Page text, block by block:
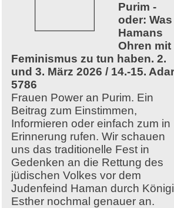
Purim -
oder: Was
Hamans
Ohren mit
Feminismus zu tun haben. 2.
und 3. März 2026 / 14.-15. Adar
5786
Frauen Power an Purim. Ein
Beitrag zum Einstimmen,
Informieren oder einfach zum in
Erinnerung rufen. Wir schauen
uns das traditionelle Fest in
Gedenken an die Rettung des
jüdischen Volkes vor dem
Judenfeind Haman durch
Esther nochmal genauer an.